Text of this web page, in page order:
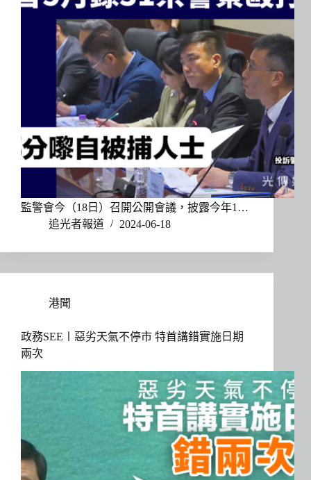
監警會今（18日）召開公開會議，披露今年1…
追光者報道
2024-06-18
港聞
政務SEE〡惡劣天氣不停市 特首講錯實施日期
兩次